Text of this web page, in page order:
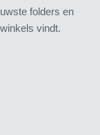
folders en
vindt.